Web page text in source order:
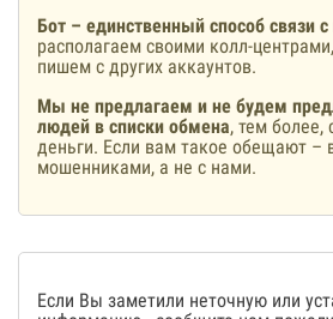
Бот – единственный способ связи
располагаем своими колл-
пишем с других аккаунтов.
Мы не предлагаем и не будем
людей в списки обмена, тем более,
деньги. Если вам такое обещают –
мошенниками, а не с нами.
Если Вы заметили неточную или